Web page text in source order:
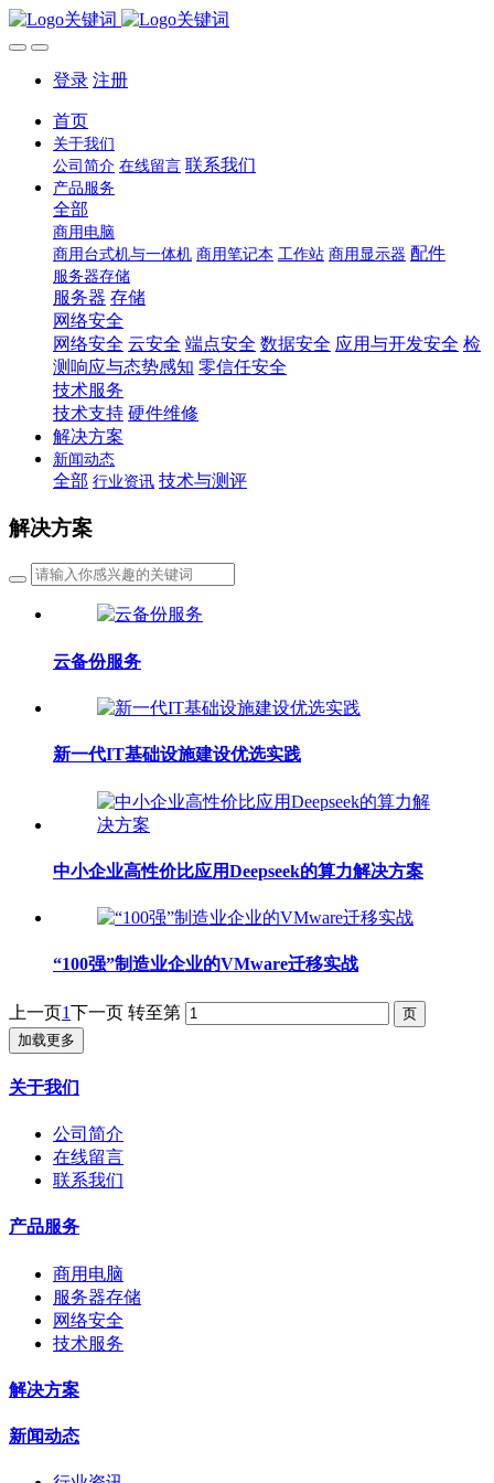
登录 注册
首页
关于我们
公司简介 在线留言 联系我们
产品服务
全部
商用电脑
商用台式机与一体机 商用笔记本 工作站 商用显示器 配件
服务器存储
服务器 存储
网络安全
网络安全 云安全 端点安全 数据安全 应用与开发安全 检
测响应与态势感知 零信任安全
技术服务
技术支持 硬件维修
解决方案
新闻动态
全部 行业资讯 技术与测评
解决方案
云备份服务
新一代IT基础设施建设优选实践
中小企业高性价比应用Deepseek的算力解决方案
“100强”制造业企业的VMware迁移实战
上一页1下一页 转至第
加载更多
关于我们
公司简介
在线留言
联系我们
产品服务
商用电脑
服务器存储
网络安全
技术服务
解决方案
新闻动态